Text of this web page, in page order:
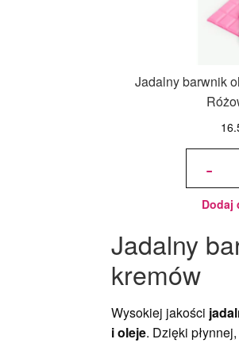
Jadalny barwnik
-
ilość
olejowy
Food
-
Różowy
Dodaj
Jadalny
kremów
Wysokiej jakości
i oleje. Dzięki